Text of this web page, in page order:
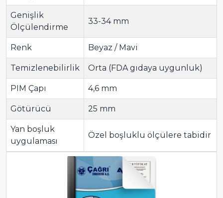
Genişlik
Ölçülendirme
33-34 mm
Renk Beyaz / Mavi
Temizlenebilirlik Orta (FDA gıdaya uygunluk)
PIM Çapı 4,6 mm
Götürücü 25 mm
Yan boşluk
uygulaması
Özel boşluklu ölçülere tabidir